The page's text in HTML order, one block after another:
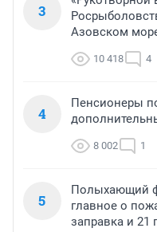
3
Азовском
10 418 4
4
Пенсионеры
8 002 1
5
Полыхающий
главное о
заправка и